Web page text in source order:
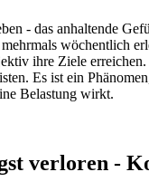
- das anhaltende
wöchentlich
ihre Ziele
Es ist ein
Belastung wirkt.
verloren -